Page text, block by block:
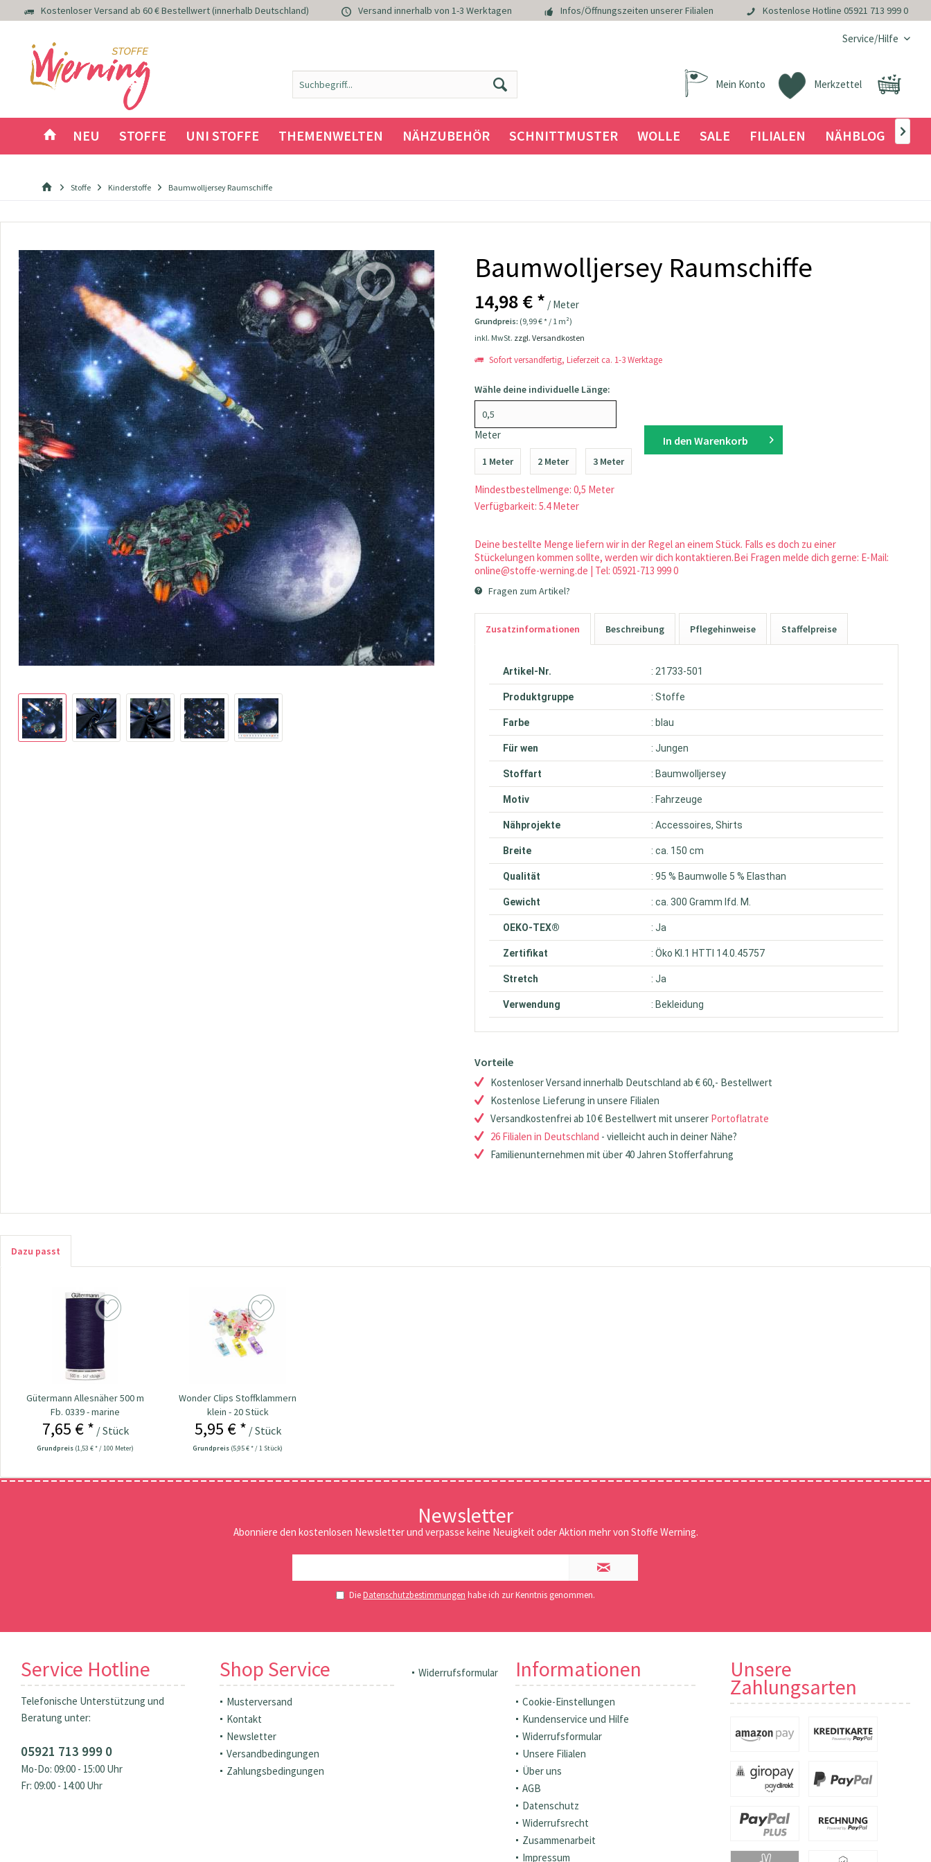
Kostenloser Versand ab 60 € Bestellwert (innerhalb Deutschland) Versand innerhalb von 1-3 Werktagen Infos/Öffnungszeiten unserer Filialen Kostenlose Hotline 05921 713 999 0
Service/Hilfe
Merkzettel
Mein Konto
NEU STOFFE UNI STOFFE THEMENWELTEN NÄHZUBEHÖR SCHNITTMUSTER WOLLE SALE FILIALEN NÄHBLOG 
Stoffe Kinderstoffe Baumwolljersey Raumschiffe
Baumwolljersey Raumschiffe
14,98 € * / Meter
Grundpreis: (9,99 € * / 1 m²)
inkl. MwSt. zzgl. Versandkosten
Sofort versandfertig, Lieferzeit ca. 1-3 Werktage
Wähle deine individuelle Länge:
Meter
1 Meter 2 Meter 3 Meter
Mindestbestellmenge: 0,5 Meter
Verfügbarkeit: 5.4 Meter
In den Warenkorb
Deine bestellte Menge liefern wir in der Regel an einem Stück. Falls es doch zu einer
Stückelungen kommen sollte, werden wir dich kontaktieren.Bei Fragen melde dich gerne: E-Mail:
online@stoffe-werning.de | Tel: 05921-713 999 0
Fragen zum Artikel?
Zusatzinformationen Beschreibung Pflegehinweise Staffelpreise
Artikel-Nr. : 21733-501
Produktgruppe : Stoffe
Farbe : blau
Für wen : Jungen
Stoffart : Baumwolljersey
Motiv : Fahrzeuge
Nähprojekte : Accessoires, Shirts
Breite : ca. 150 cm
Qualität : 95 % Baumwolle 5 % Elasthan
Gewicht : ca. 300 Gramm lfd. M.
OEKO-TEX® : Ja
Zertifikat : Öko Kl.1 HTTI 14.0.45757
Stretch : Ja
Verwendung : Bekleidung
Vorteile
Kostenloser Versand innerhalb Deutschland ab € 60,- Bestellwert
Kostenlose Lieferung in unsere Filialen
Versandkostenfrei ab 10 € Bestellwert mit unserer Portoflatrate
26 Filialen in Deutschland - vielleicht auch in deiner Nähe?
Familienunternehmen mit über 40 Jahren Stofferfahrung
Dazu passt
Gütermann Allesnäher 500 m
Fb. 0339 - marine
7,65 € * / Stück
Grundpreis (1,53 € * / 100 Meter)
Wonder Clips Stoffklammern
klein - 20 Stück
5,95 € * / Stück
Grundpreis (5,95 € * / 1 Stück)
Newsletter
Abonniere den kostenlosen Newsletter und verpasse keine Neuigkeit oder Aktion mehr von Stoffe Werning.
DieDatenschutzbestimmungen habe ich zur Kenntnis genommen.
Service Hotline
Telefonische Unterstützung und
Beratung unter:
05921 713 999 0
Mo-Do: 09:00 - 15:00 Uhr
Fr: 09:00 - 14:00 Uhr
Shop Service
Musterversand
Kontakt
Newsletter
Versandbedingungen
Zahlungsbedingungen
Widerrufsformular Informationen
Cookie-Einstellungen
Kundenservice und Hilfe
Widerrufsformular
Unsere Filialen
Über uns
AGB
Datenschutz
Widerrufsrecht
Zusammenarbeit
Impressum
Unsere
Zahlungsarten